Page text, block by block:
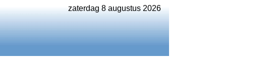
zaterdag 8 augustus 2026